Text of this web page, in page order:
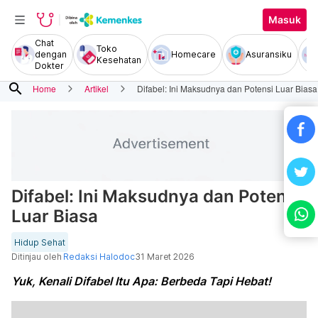
Masuk
Chat
dengan
Dokter
Toko
Kesehatan
Homecare Asuransiku
search Home Artikel Difabel: Ini Maksudnya dan Potensi Luar Biasa
Difabel: Ini Maksudnya dan Potensi
Luar Biasa
Hidup Sehat
Ditinjau oleh Redaksi Halodoc31 Maret 2026
Yuk, Kenali Difabel Itu Apa: Berbeda Tapi Hebat!